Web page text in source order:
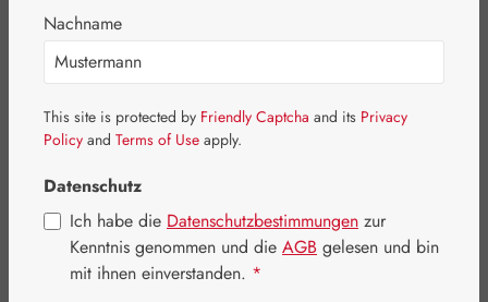
Nachname
This site is protected by Friendly Captcha and its Privacy
Policy and Terms of Use apply.
Datenschutz
Ich habe die Datenschutzbestimmungen zur
Kenntnis genommen und die AGB gelesen und bin
mit ihnen einverstanden. *